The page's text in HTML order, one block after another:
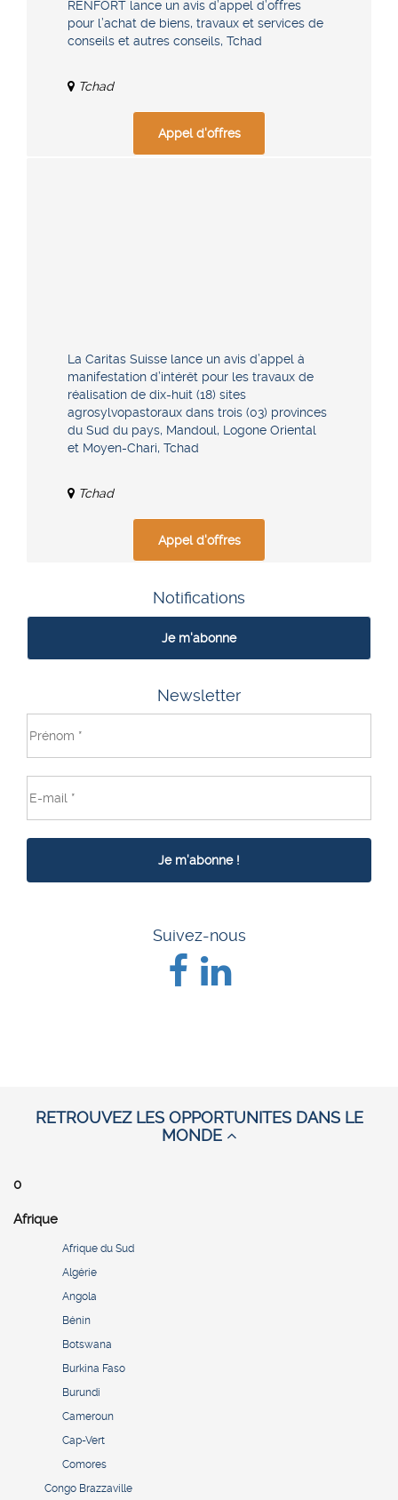
RENFORT lance un avis d’appel d’offres
pour l’achat de biens, travaux et services de
conseils et autres conseils, Tchad
Tchad
Appel d'offres
La Caritas Suisse lance un avis d’appel à
manifestation d’intérêt pour les travaux de
réalisation de dix-huit (18) sites
agrosylvopastoraux dans trois (03) provinces
du Sud du pays, Mandoul, Logone Oriental
et Moyen-Chari, Tchad
Tchad
Appel d'offres
Notifications
Je m'abonne
Newsletter
Suivez-nous
RETROUVEZ LES OPPORTUNITES DANS LE
MONDE
0
Afrique
Afrique du Sud
Algérie
Angola
Bénin
Botswana
Burkina Faso
Burundi
Cameroun
Cap-Vert
Comores
Congo Brazzaville